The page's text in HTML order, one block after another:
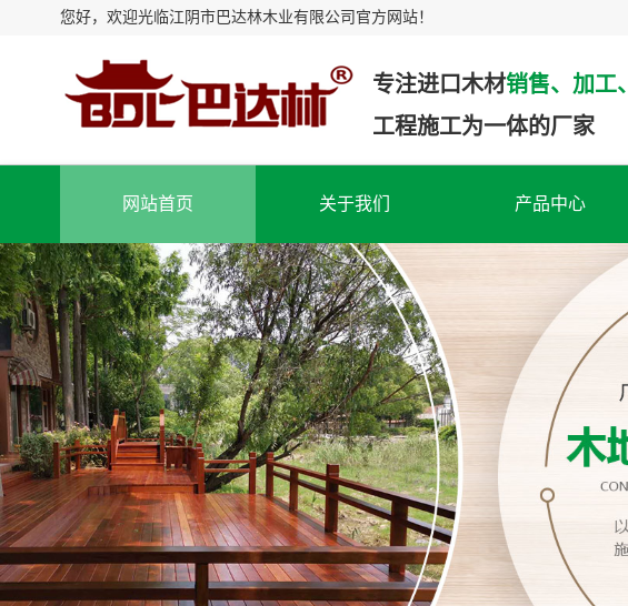
您好，欢迎光临江阴市巴达林木业有限公司官方网站！
专注进口木材销售、加工、
工程施工为一体的厂家
网站首页 关于我们 产品中心